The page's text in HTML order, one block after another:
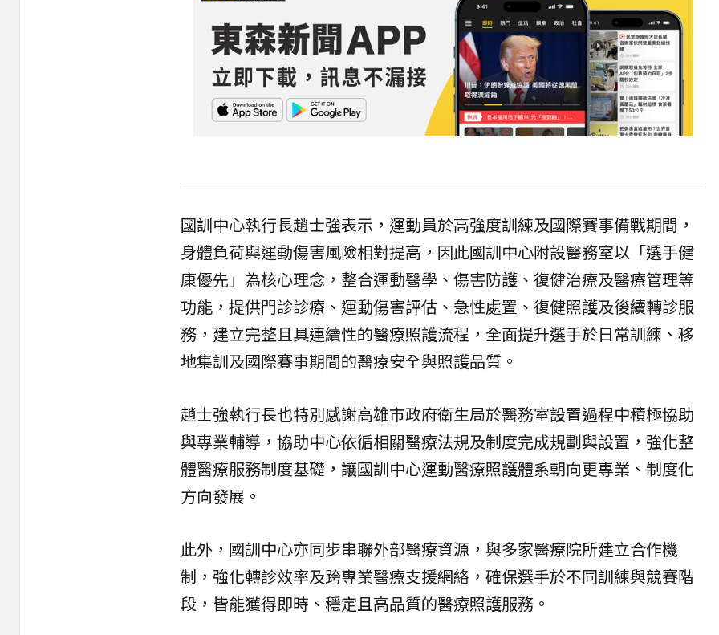
國訓中心執行長趙士強表示，運動員於高強度訓練及國際賽事備戰期間，
身體負荷與運動傷害風險相對提高，因此國訓中心附設醫務室以「選手健
康優先」為核心理念，整合運動醫學、傷害防護、復健治療及醫療管理等
功能，提供門診診療、運動傷害評估、急性處置、復健照護及後續轉診服
務，建立完整且具連續性的醫療照護流程，全面提升選手於日常訓練、移
地集訓及國際賽事期間的醫療安全與照護品質。
趙士強執行長也特別感謝高雄市政府衛生局於醫務室設置過程中積極協助
與專業輔導，協助中心依循相關醫療法規及制度完成規劃與設置，強化整
體醫療服務制度基礎，讓國訓中心運動醫療照護體系朝向更專業、制度化
方向發展。
此外，國訓中心亦同步串聯外部醫療資源，與多家醫療院所建立合作機
制，強化轉診效率及跨專業醫療支援網絡，確保選手於不同訓練與競賽階
段，皆能獲得即時、穩定且高品質的醫療照護服務。